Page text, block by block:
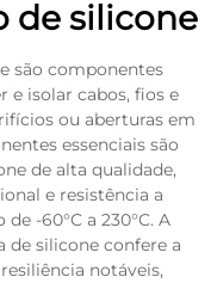
de silicone
são componentes
e isolar cabos, fios e
ou aberturas em
essenciais são
de alta qualidade,
e resistência a
-60°C a 230°C. A
de silicone confere a
notáveis,